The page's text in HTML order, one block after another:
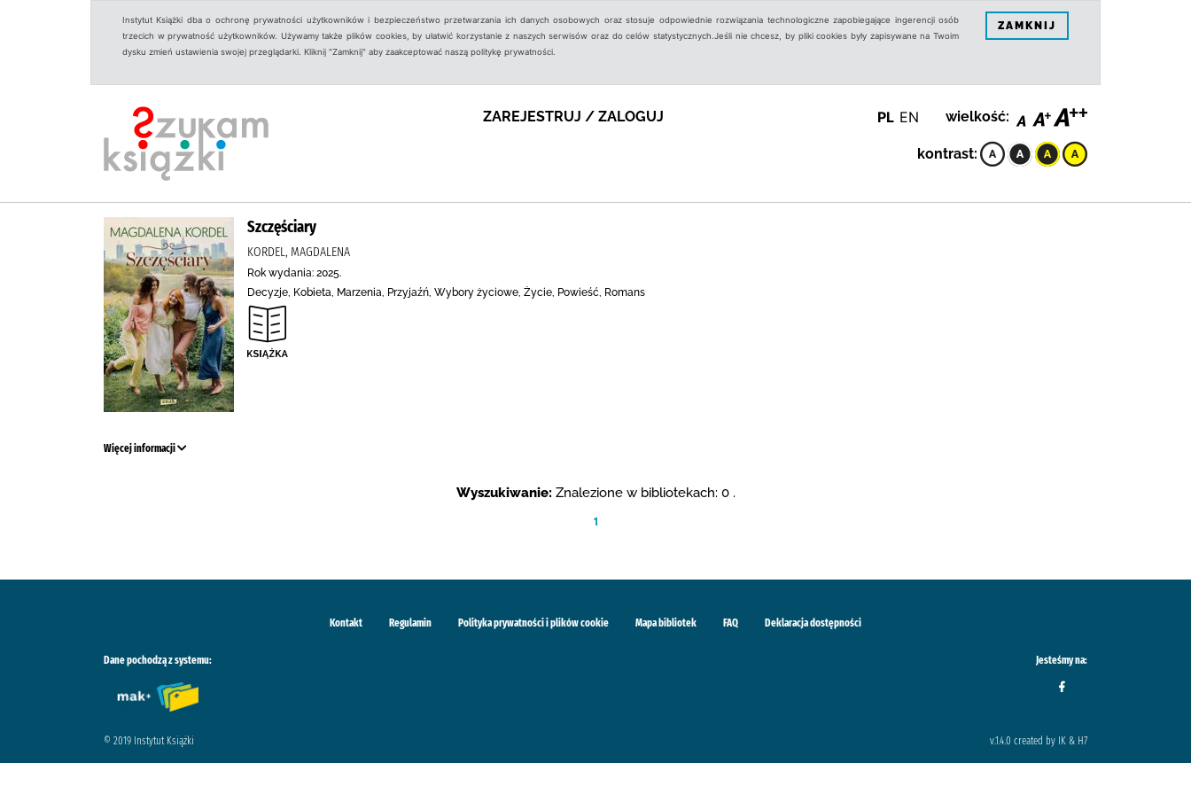
Instytut Książki dba o ochronę prywatności użytkowników i bezpieczeństwo przetwarzania ich danych osobowych oraz stosuje odpowiednie rozwiązania technologiczne zapobiegające ingerencji osób
trzecich w prywatność użytkowników. Używamy także plików cookies, by ułatwić korzystanie z naszych serwisów oraz do celów statystycznych.Jeśli nie chcesz, by pliki cookies były zapisywane na Twoim
dysku zmień ustawienia swojej przeglądarki. Kliknij "Zamknij" aby zaakceptować naszą politykę prywatności.
ZAMKNIJ
ZAREJESTRUJ / ZALOGUJ PL EN wielkość:
kontrast:
Szczęściary
KORDEL, MAGDALENA
Rok wydania: 2025.
Decyzje, Kobieta, Marzenia, Przyjaźń, Wybory życiowe, Życie, Powieść, Romans
Więcej informacji
Wyszukiwanie: Znalezione w bibliotekach: 0 .
1
Kontakt Regulamin Polityka prywatności i plików cookie Mapa bibliotek FAQ Deklaracja dostępności
Dane pochodzą z systemu: Jesteśmy na:
© 2019 Instytut Książki v.1.4.0 created by IK & H7